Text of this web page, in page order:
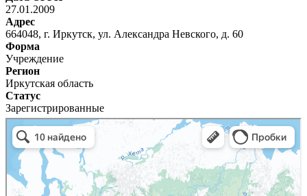
27.01.2009
Адрес
664048, г. Иркутск, ул. Александра Невского, д. 60
Форма
Учреждение
Регион
Иркутская область
Статус
Зарегистрированные